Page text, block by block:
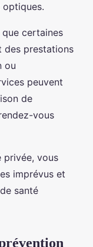
certaines
des prestations
ou
peuvent
de
vous
privée, vous
imprévus et
santé